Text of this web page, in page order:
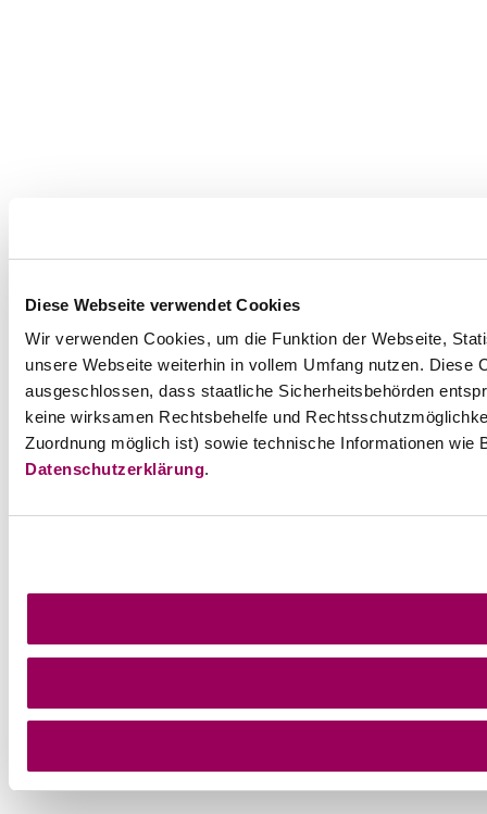
Diese Webseite verwendet Cookies
Wir verwenden Cookies, um die Funktion der Webseite,
unsere Webseite weiterhin in vollem Umfang nutzen.
ausgeschlossen, dass staatliche Sicherheitsbehörden
keine wirksamen Rechtsbehelfe und
Zuordnung möglich ist) sowie technische Informationen
Datenschutzerklärung.